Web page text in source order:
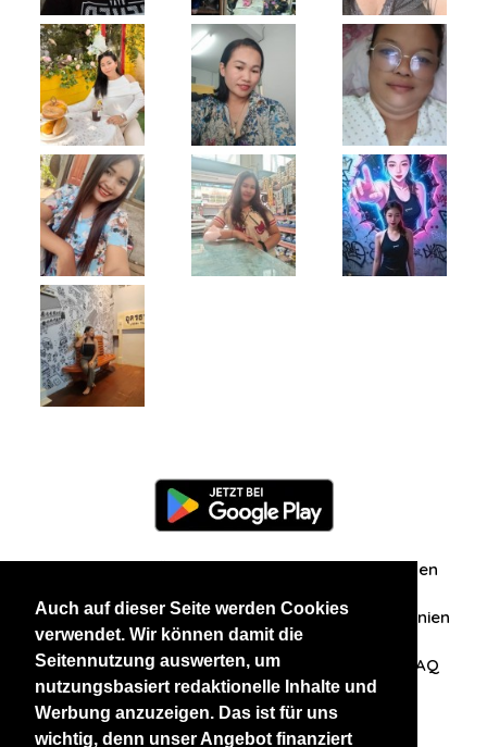
Auch auf dieser Seite werden Cookies
verwendet. Wir können damit die
Seitennutzung auswerten, um
nutzungsbasiert redaktionelle Inhalte und
Werbung anzuzeigen. Das ist für uns
wichtig, denn unser Angebot finanziert
Zuschriften/Erfahrungen
Datenschutzerklärung AGB Datenschutzrichtlinien
Nehmen Sie Kontakt mit uns auf FAQ
Unsere anderen Websites